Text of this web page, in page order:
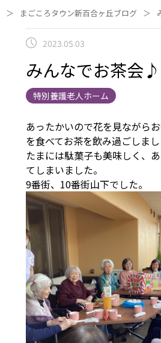
＞
まごころタウン新百合ヶ丘ブログ ＞
2023.05.03
みんなでお茶会♪
特別養護老人ホーム
あったかいので花を見ながら
を食べてお茶を飲み過ごしまし
たまには駄菓子も美味しく、
てしまいました。
9番街、10番街山下でした。